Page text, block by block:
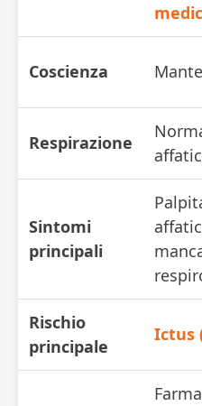
Coscienza
Respirazione
Sintomi
principali
Rischio
principale
Ictus